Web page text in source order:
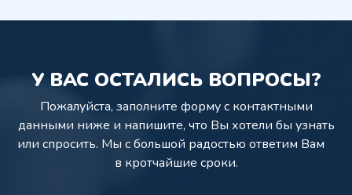
У ВАС ОСТАЛИСЬ ВОПРОСЫ?
Пожалуйста, заполните форму с контактными
данными ниже и напишите, что Вы хотели бы узнать
или спросить. Мы с большой радостью ответим Вам
в кротчайшие сроки.